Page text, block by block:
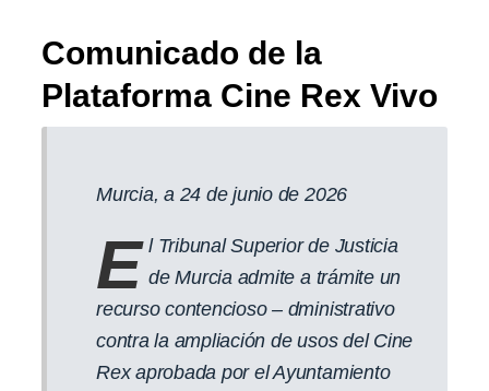
Comunicado de la
Plataforma Cine Rex Vivo
Murcia, a 24 de junio de 2026
E l Tribunal Superior de Justicia
de Murcia admite a trámite un
recurso contencioso – dministrativo
contra la ampliación de usos del Cine
Rex aprobada por el Ayuntamiento